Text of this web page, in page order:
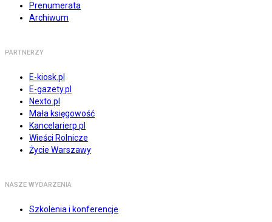
Prenumerata
Archiwum
PARTNERZY
E-kiosk.pl
E-gazety.pl
Nexto.pl
Mała księgowość
Kancelarierp.pl
Wieści Rolnicze
Życie Warszawy
NASZE WYDARZENIA
Szkolenia i konferencje